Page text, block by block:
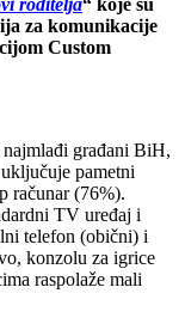
roditelja“ koje su
za komunikacije
Custom
građani BiH,
pametni
računar (76%).
TV uređaj i
telefon (obični) i
konzolu za igrice
raspolaže mali